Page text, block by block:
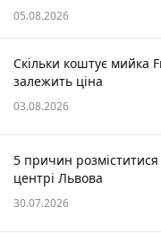
05.08.2026
Скільки коштує мийка
залежить ціна
03.08.2026
5 причин розміститися
центрі Львова
30.07.2026